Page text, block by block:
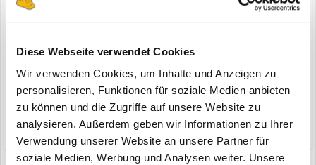
Diese Webseite verwendet Cookies
Wir verwenden Cookies, um Inhalte und Anzeigen zu
personalisieren, Funktionen für soziale Medien anbieten
zu können und die Zugriffe auf unsere Website zu
analysieren. Außerdem geben wir Informationen zu Ihrer
Verwendung unserer Website an unsere Partner für
soziale Medien, Werbung und Analysen weiter. Unsere
Weißenhorn - Die Ansprüche bei Bestandsumbauten sind hoch.
Abbruch- und Bauarbeiten sind eng miteinander verzahnt und
müssen zeitlich und räumlich koordiniert werden. Gleichzeitig soll
der Gebäudebestand während der Umbaumaßnahme geschützt
und die Nutzung nach Möglichkeit aufrechterhalten werden....
27. März peri schalungen (und 12 weitere)